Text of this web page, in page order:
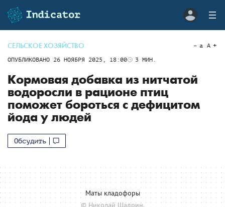
СЕЛЬСКОЕ ХОЗЯЙСТВО
ОПУБЛИКОВАНО 26 НОЯБРЯ 2025, 18:00 3 МИН.
a A
Кормовая добавка из нитчатой
водоросли в рационе птиц
поможет бороться с дефицитом
йода у людей
Обсудить
Маты кладофоры
© Николай Шадрин.